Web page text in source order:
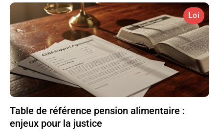
Loi
Table de référence pension alimentaire :
enjeux pour la justice